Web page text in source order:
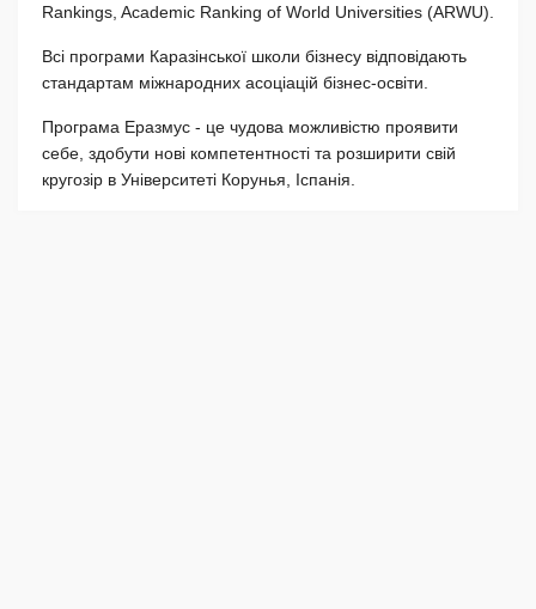
Rankings, Academic Ranking of World Universities (ARWU).
Всі програми Каразінської школи бізнесу відповідають
стандартам міжнародних асоціацій бізнес-освіти.
Програма Еразмус - це чудова можливістю проявити
себе, здобути нові компетентності та розширити свій
кругозір в Університеті Корунья, Іспанія.